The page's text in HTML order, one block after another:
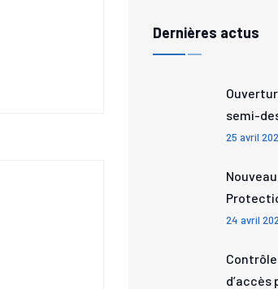
Dernières actus
semi-
25 avril
24 avril
d’accès